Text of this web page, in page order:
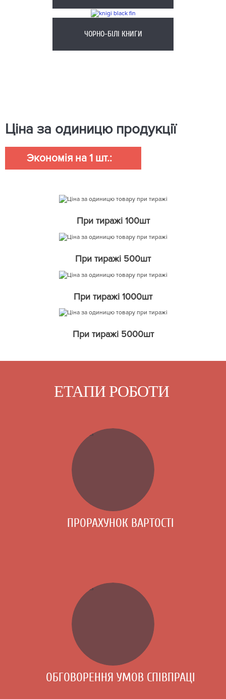
ЧОРНО-БІЛІ КНИГИ
Ціна за одиницю продукції
Экономія на 1 шт.:
При тиражі 100шт
При тиражі 500шт
При тиражі 1000шт
При тиражі 5000шт
ЕТАПИ РОБОТИ
ПРОРАХУНОК ВАРТОСТІ
ОБГОВОРЕННЯ УМОВ СПІВПРАЦІ